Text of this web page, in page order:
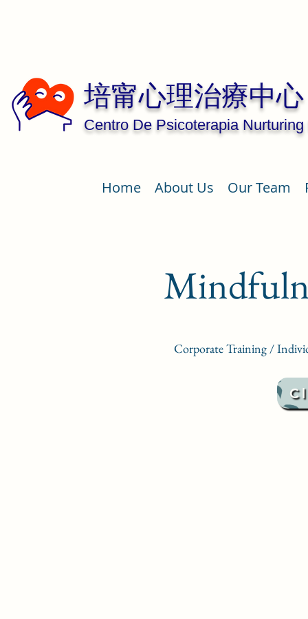
培甯心理治療中心
Centro De Psicoterapia Nurturing
Home About Us Our Team
Corporate Training /